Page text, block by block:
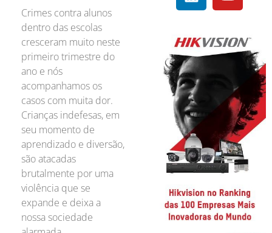
Crimes contra alunos
dentro das escolas
cresceram muito neste
primeiro trimestre do
ano e nós
acompanhamos os
casos com muita dor.
Crianças indefesas, em
seu momento de
aprendizado e diversão,
são atacadas
brutalmente por uma
violência que se
expande e deixa a
nossa sociedade